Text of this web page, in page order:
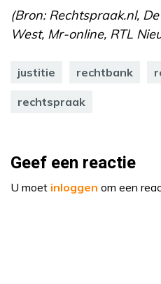
(Bron: Rechtspraak.nl,
West, Mr-online, RTL
justitie rechtbank
rechtspraak
Geef een reactie
U moet inloggen om een